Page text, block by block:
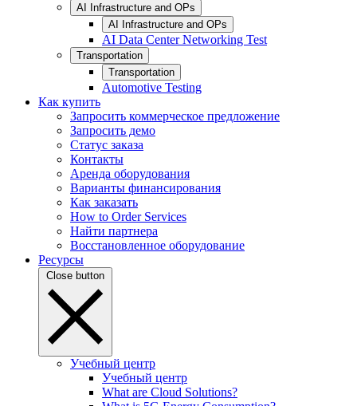
AI Infrastructure and OPs
AI Infrastructure and OPs
AI Data Center Networking Test
Transportation
Transportation
Automotive Testing
Как купить
Запросить коммерческое предложение
Запросить демо
Статус заказа
Контакты
Аренда оборудования
Варианты финансирования
Как заказать
How to Order Services
Найти партнера
Восстановленное оборудование
Ресурсы
Close button
Учебный центр
Учебный центр
What are Cloud Solutions?